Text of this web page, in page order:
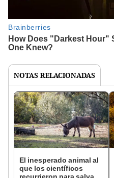
NOTAS RELACIONADAS
El inesperado animal al
que los científicos
recurrieron para salvar